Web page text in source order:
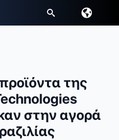
της
στην αγορά